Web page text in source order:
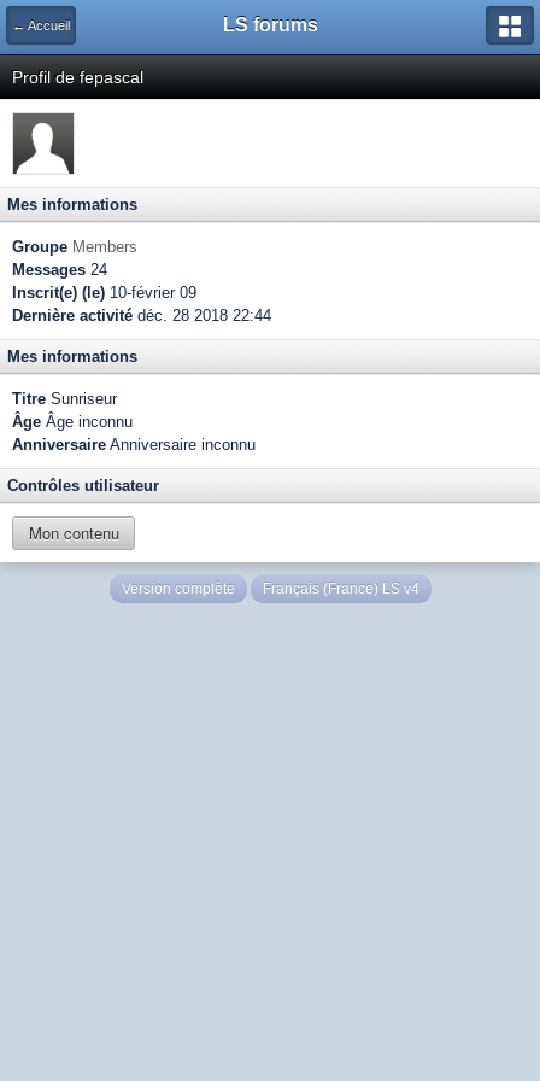
← Accueil LS forums
Profil de fepascal
Mes informations
Groupe Members
Messages 24
Inscrit(e) (le) 10-février 09
Dernière activité déc. 28 2018 22:44
Mes informations
Titre Sunriseur
Âge Âge inconnu
Anniversaire Anniversaire inconnu
Contrôles utilisateur
Mon contenu
Version complète Français (France) LS v4